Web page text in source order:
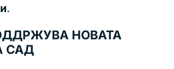
.
НОВАТА
САД